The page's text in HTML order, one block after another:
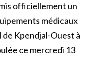
officiellement un
médicaux
Kpendjal-Ouest à
ce mercredi 13